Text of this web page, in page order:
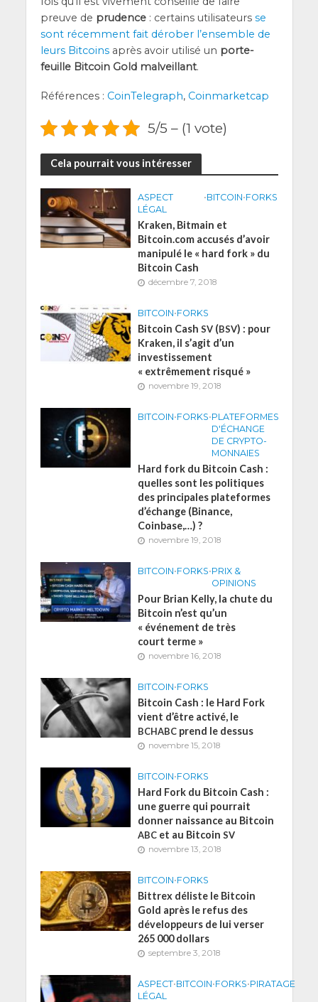
preuve de pru­dence: cer­tains uti­li­sa­teurs se
sont récem­ment fait déro­ber l’en­semble de
leurs Bit­coinsaprès avoir uti­li­sé un por­te­
feuille Bit­coin Gold mal­veillant.
Réfé­rences : Coin­Te­le­graph, Coin­mar­ket­cap
5/5 – (1 vote)
Cela pourrait vous intéresser
ASPECT
LÉGAL
•BITCOIN•FORKS
Kraken, Bitmain et
Bitcoin.com accusés d’avoir
manipulé le « hard fork » du
Bitcoin Cash
décembre 7, 2018
BITCOIN•FORKS
Bitcoin CashSV (BSV) : pour
Kraken, il s’agit d’un
investissement
« extrêmement risqué »
novembre 19, 2018
BITCOIN•FORKS•PLATEFORMES
D'ÉCHANGE
DE CRYPTO-
MONNAIES
Hard fork du Bitcoin Cash :
quelles sont les politiques
des principales plateformes
d’échange (Binance,
Coinbase,…) ?
novembre 19, 2018
BITCOIN•FORKS•PRIX &
OPINIONS
Pour Brian Kelly, la chute du
Bitcoin n’est qu’un
« événement de très
court terme »
novembre 16, 2018
BITCOIN•FORKS
Bitcoin Cash : le Hard Fork
vient d’être activé, le
BCHABC prend le dessus
novembre 15, 2018
BITCOIN•FORKS
Hard Fork du Bitcoin Cash :
une guerre qui pourrait
donner naissance au Bitcoin
ABC et au BitcoinSV
novembre 13, 2018
BITCOIN•FORKS
Bittrex déliste le Bitcoin
Gold après le refus des
développeurs de lui verser
265 000 dollars
septembre 3, 2018
ASPECT
LÉGAL
•BITCOIN•FORKS•PIRATAGE